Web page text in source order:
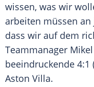
wissen, was wir
arbeiten müssen an
dass wir auf dem
Teammanager
beeindruckende 4:1
Aston Villa.